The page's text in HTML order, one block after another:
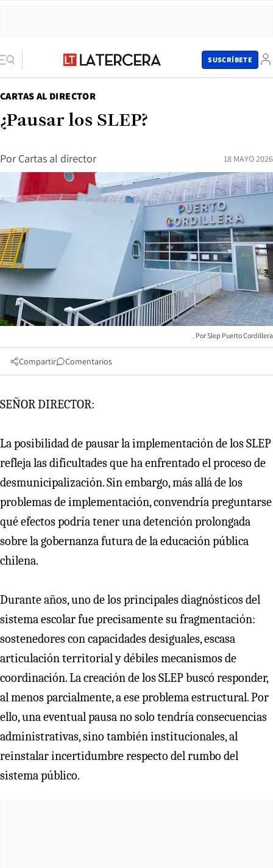
SUSCRÍBETE
CARTAS AL DIRECTOR
¿Pausar los SLEP?
Por Cartas al director 18 MAYO 2026
Slep Puerto Cordillera
Compartir Comentarios
SEÑOR DIRECTOR:
La posibilidad de pausar la implementación de los SLEP
refleja las dificultades que ha enfrentado el proceso de
desmunicipalización. Sin embargo, más allá de los
problemas de implementación, convendría preguntarse
qué efectos podría tener una detención prolongada
sobre la gobernanza futura de la educación pública
chilena.
Durante años, uno de los principales diagnósticos del
sistema escolar fue precisamente su fragmentación:
sostenedores con capacidades desiguales, escasa
articulación territorial y débiles mecanismos de
coordinación. La creación de los SLEP buscó responder,
al menos parcialmente, a ese problema estructural. Por
ello, una eventual pausa no solo tendría consecuencias
administrativas, sino también institucionales, al
reinstalar incertidumbre respecto del rumbo del
sistema público.